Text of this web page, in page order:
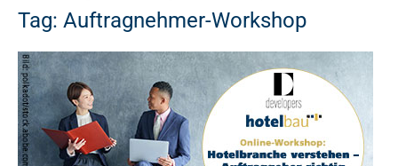
Tag: Auftragnehmer-Workshop